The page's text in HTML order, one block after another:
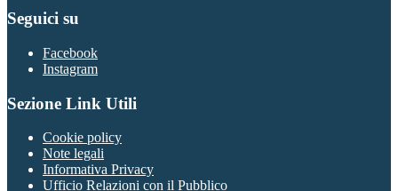
Seguici su
Facebook
Instagram
Sezione Link Utili
Cookie policy
Note legali
Informativa Privacy
Ufficio Relazioni con il Pubblico